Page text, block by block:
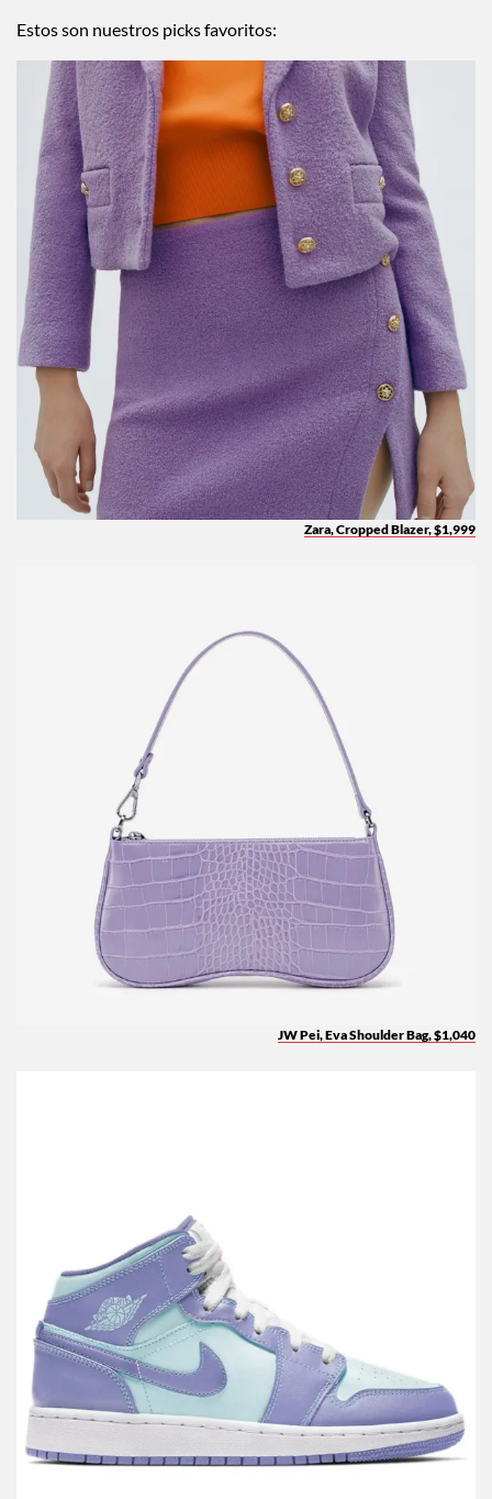
Estos son nuestros picks favoritos:
Zara, Cropped Blazer, $1,999
JW Pei, Eva Shoulder Bag, $1,040